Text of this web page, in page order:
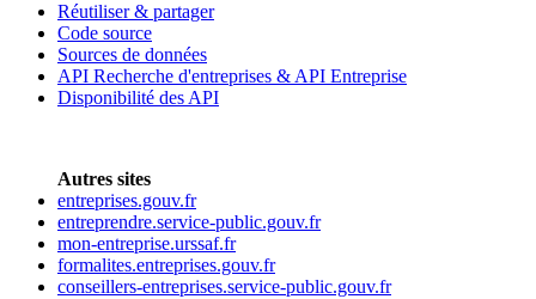
Réutiliser & partager
Code source
Sources de données
API Recherche d'entreprises & API Entreprise
Disponibilité des API
Autres sites
entreprises.gouv.fr
entreprendre.service-public.gouv.fr
mon-entreprise.urssaf.fr
formalites.entreprises.gouv.fr
conseillers-entreprises.service-public.gouv.fr